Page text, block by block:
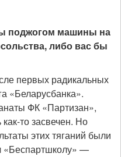
поджогом машины на
либо вас бы
первых радикальных
«Беларусбанка».
ФК «Партизан»,
то засвечен. Но
этих тяганий были
—